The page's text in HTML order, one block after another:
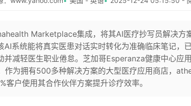
Marketplace集成，将其AI医疗抄写员解决方
AI系统能将真实医患对话实时转化为准确临床笔记，
并减轻医生职业倦怠。芝加哥Esperanza健康中心应
作为拥有500多种解决方案的大型医疗应用商店，
客户使用其合作伙伴方案提升诊疗效率。